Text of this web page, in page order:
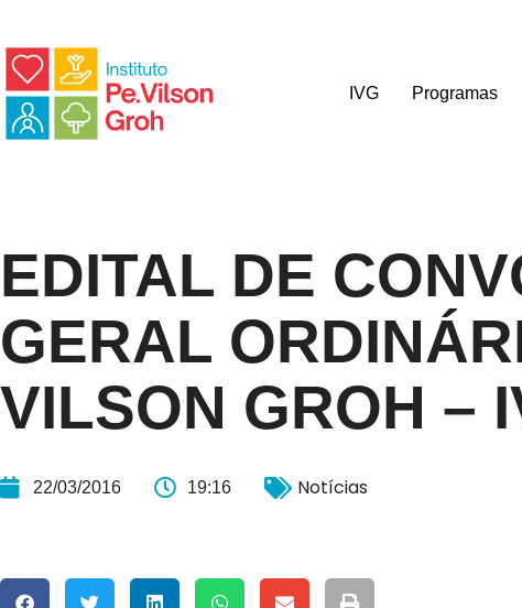
IVG Programas
EDITAL DE
GERAL
VILSON GROH –
22/03/2016 19:16 Notícias